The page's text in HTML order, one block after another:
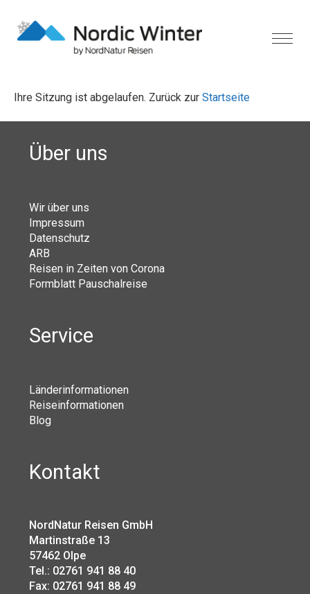
Ihre Sitzung ist abgelaufen. Zurück zur Startseite
Über uns
Wir über uns
Impressum
Datenschutz
ARB
Reisen in Zeiten von Corona
Formblatt Pauschalreise
Service
Länderinformationen
Reiseinformationen
Blog
Kontakt
NordNatur Reisen GmbH
Martinstraße 13
57462 Olpe
Tel.: 02761 941 88 40
Fax: 02761 941 88 49